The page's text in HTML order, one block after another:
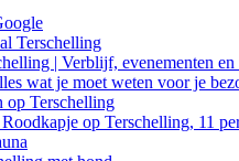
Terschelling
| Verblijf, evenementen en
wat je moet weten voor je
op Terschelling
op Terschelling, 11